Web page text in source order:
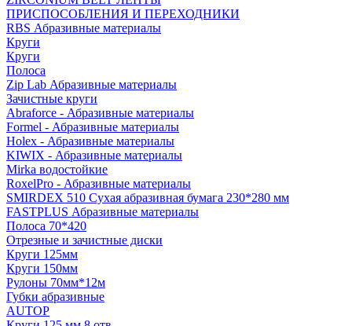
ПРИСПОСОБЛЕНИЯ И ПЕРЕХОДНИКИ
RBS Абразивные материалы
Круги
Круги
Полоса
Zip Lab Абразивные материалы
Зачистные круги
Abraforce - Абразивные материалы
Formel - Абразивные материалы
Holex - Абразивные материалы
KIWIX - Абразивные материалы
Mirka водостойкие
RoxelPro - Абразивные материалы
SMIRDEX 510 Сухая абразивная бумага 230*280 мм
FASTPLUS Абразивные материалы
Полоса 70*420
Отрезные и зачистные диски
Круги 125мм
Круги 150мм
Рулоны 70мм*12м
Губки абразивные
AUTOP